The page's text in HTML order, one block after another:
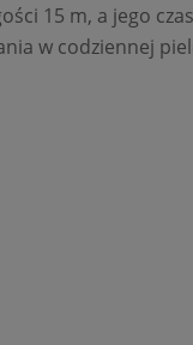
15 m, a jego
w codziennej